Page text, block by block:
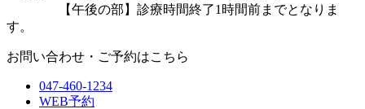
【午後の部】診療時間終了1時間前までとなりま
す。
お問い合わせ・ご予約はこちら
047-460-1234
WEB予約